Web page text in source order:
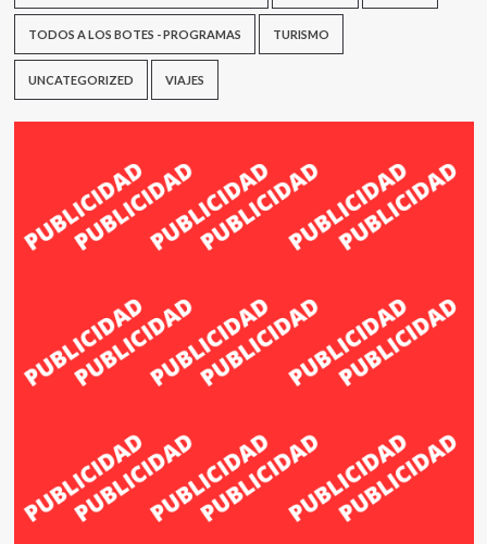
TODOS A LOS BOTES - PROGRAMAS TURISMO
UNCATEGORIZED VIAJES